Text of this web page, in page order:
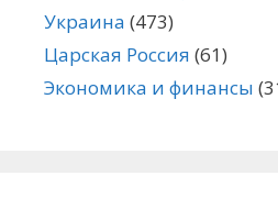
Украина (473)
Царская Россия (61)
Экономика и финансы